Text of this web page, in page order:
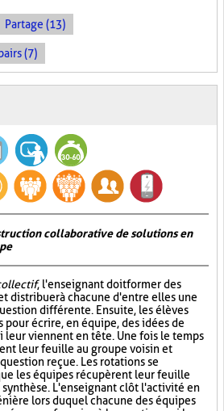
Partage (13)
(7)
collaborative de solutions en
, l'enseignant doit former des
distribuer à chacune d'entre elles une
différente. Ensuite, les élèves
pour écrire, en équipe, des idées de
leur viennent en tête. Une fois le temps
leur feuille au groupe voisin et
reçue. Les rotations se
les équipes récupèrent leur feuille
L'enseignant clôt l'activité en
lors duquel chacune des équipes